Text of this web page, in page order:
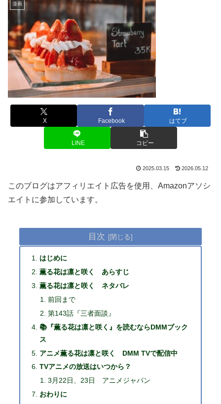
漫画
X Facebook はてブ
LINE コピー
2025.03.15 2026.05.12
このブログはアフィリエイト広告を使用、Amazonアソシ
エイトに参加しています。
目次
はじめに
薫る花は凛と咲く あらすじ
薫る花は凛と咲く ネタバレ
前回まで
第143話『三者面談』
📚『薫る花は凛と咲く』を読むならDMMブック
ス
アニメ薫る花は凛と咲く DMM TVで配信中
TVアニメの放送はいつから？
3月22日、23日 アニメジャパン
おわりに